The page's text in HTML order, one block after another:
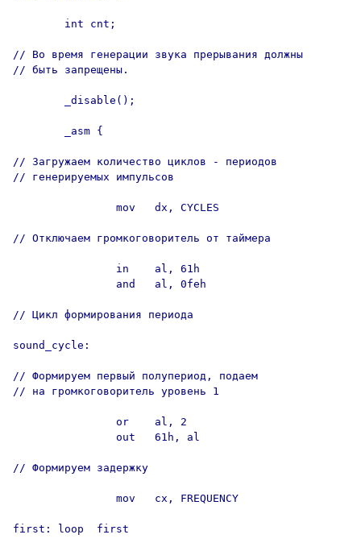
        int cnt;
// Во время генерации звука прерывания должны
// быть запрещены.
        _disable();
        _asm {
// Загружаем количество циклов - периодов
// генерируемых импульсов
                mov   dx, CYCLES
// Отключаем громкоговоритель от таймера
                in    al, 61h
                and   al, 0feh
// Цикл формирования периода
sound_cycle:
// Формируем первый полупериод, подаем
// на громкоговоритель уровень 1
                or    al, 2
                out   61h, al
// Формируем задержку
                mov   cx, FREQUENCY
first: loop  first